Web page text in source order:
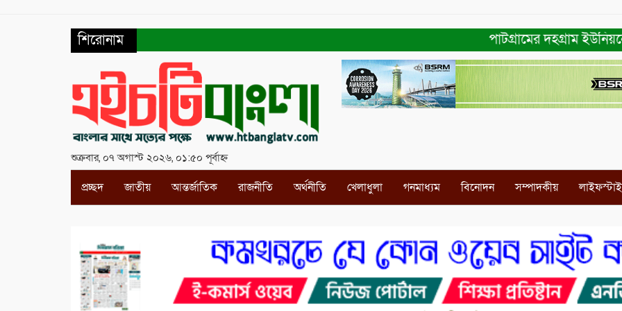
শিরোনাম পাটগ্রামের দহগ্রাম ইউনিয়নের
শুক্রবার, ০৭ অগাস্ট ২০২৬, ০১:৫০ পূর্বাহ্ন
প্রচ্ছদ জাতীয় আন্তর্জাতিক রাজনীতি অর্থনীতি খেলাধুলা গনমাধ্যম বিনোদন সম্পাদকীয়